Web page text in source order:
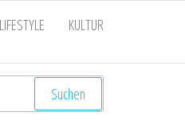
LIFESTYLE KULTUR